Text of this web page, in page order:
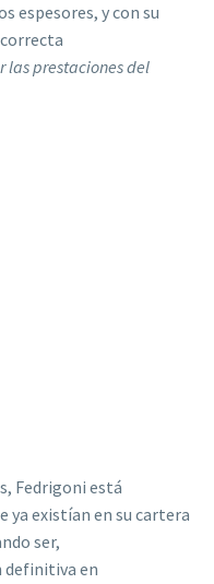
espesores, y con su
las prestaciones del
Fedrigoni está
existían en su cartera
ser,
definitiva en